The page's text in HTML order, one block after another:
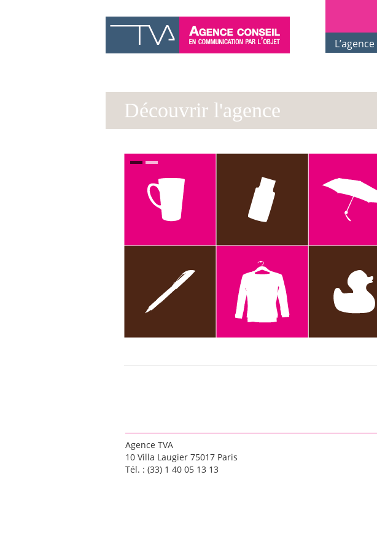
L’agence
Découvrir l'agence
Agence TVA
10 Villa Laugier 75017 Paris
Tél. : (33) 1 40 05 13 13